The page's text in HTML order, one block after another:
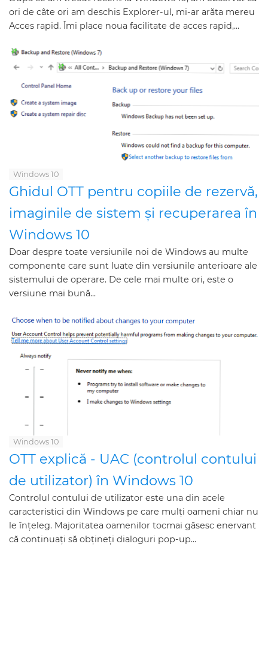
ori de câte ori am deschis Explorer-ul, mi-ar arăta mereu
Acces rapid. Îmi place noua facilitate de acces rapid,...
Windows 10
Ghidul OTT pentru copiile de rezervă,
imaginile de sistem și recuperarea în
Windows 10
Doar despre toate versiunile noi de Windows au multe
componente care sunt luate din versiunile anterioare ale
sistemului de operare. De cele mai multe ori, este o
versiune mai bună...
Windows 10
OTT explică - UAC (controlul contului
de utilizator) în Windows 10
Controlul contului de utilizator este una din acele
caracteristici din Windows pe care mulți oameni chiar nu
le înțeleg. Majoritatea oamenilor tocmai găsesc enervant
că continuați să obțineți dialoguri pop-up...